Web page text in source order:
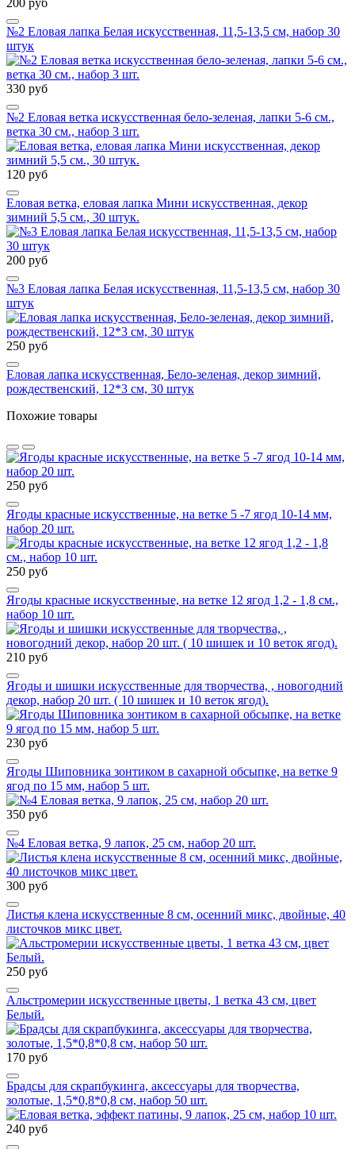
200 руб
№2 Еловая лапка Белая искусственная, 11,5-13,5 см, набор 30
штук
330 руб
№2 Еловая ветка искусственная бело-зеленая, лапки 5-6 см.,
ветка 30 см., набор 3 шт.
120 руб
Еловая ветка, еловая лапка Мини искусственная, декор
зимний 5,5 см., 30 штук.
200 руб
№3 Еловая лапка Белая искусственная, 11,5-13,5 см, набор 30
штук
250 руб
Еловая лапка искусственная, Бело-зеленая, декор зимний,
рождественский, 12*3 см, 30 штук
Похожие товары
250 руб
Ягоды красные искусственные, на ветке 5 -7 ягод 10-14 мм,
набор 20 шт.
250 руб
Ягоды красные искусственные, на ветке 12 ягод 1,2 - 1,8 см.,
набор 10 шт.
210 руб
Ягоды и шишки искусственные для творчества, , новогодний
декор, набор 20 шт. ( 10 шишек и 10 веток ягод).
230 руб
Ягоды Шиповника зонтиком в сахарной обсыпке, на ветке 9
ягод по 15 мм, набор 5 шт.
350 руб
№4 Еловая ветка, 9 лапок, 25 см, набор 20 шт.
300 руб
Листья клена искусственные 8 см, осенний микс, двойные, 40
листочков микс цвет.
250 руб
Альстромерии искусственные цветы, 1 ветка 43 см, цвет
Белый.
170 руб
Брадсы для скрапбукинга, аксессуары для творчества,
золотые, 1,5*0,8*0,8 см, набор 50 шт.
240 руб